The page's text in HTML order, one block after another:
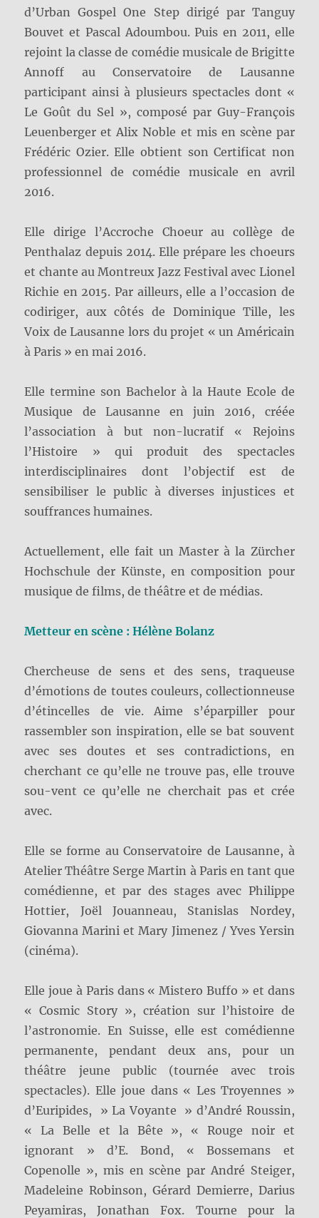
d’Urban Gospel One Step dirigé par Tanguy
Bouvet et Pascal Adoumbou. Puis en 2011, elle
rejoint la classe de comédie musicale de Brigitte
Annoff au Conservatoire de Lausanne
participant ainsi à plusieurs spectacles dont «
Le Goût du Sel », composé par Guy-François
Leuenberger et Alix Noble et mis en scène par
Frédéric Ozier. Elle obtient son Certificat non
professionnel de comédie musicale en avril
2016.
Elle dirige l’Accroche Choeur au collège de
Penthalaz depuis 2014. Elle prépare les choeurs
et chante au Montreux Jazz Festival avec Lionel
Richie en 2015. Par ailleurs, elle a l’occasion de
codiriger, aux côtés de Dominique Tille, les
Voix de Lausanne lors du projet « un Américain
à Paris » en mai 2016.
Elle termine son Bachelor à la Haute Ecole de
Musique de Lausanne en juin 2016, créée
l’association à but non-lucratif « Rejoins
l’Histoire » qui produit des spectacles
interdisciplinaires dont l’objectif est de
sensibiliser le public à diverses injustices et
souffrances humaines.
Actuellement, elle fait un Master à la Zürcher
Hochschule der Künste, en composition pour
musique de films, de théâtre et de médias.
Metteur en scène : Hélène Bolanz
Chercheuse de sens et des sens, traqueuse
d’émotions de toutes couleurs, collectionneuse
d’étincelles de vie. Aime s’éparpiller pour
rassembler son inspiration, elle se bat souvent
avec ses doutes et ses contradictions, en
cherchant ce qu’elle ne trouve pas, elle trouve
sou-vent ce qu’elle ne cherchait pas et crée
avec.
Elle se forme au Conservatoire de Lausanne, à
Atelier Théâtre Serge Martin à Paris en tant que
comédienne, et par des stages avec Philippe
Hottier, Joël Jouanneau, Stanislas Nordey,
Giovanna Marini et Mary Jimenez / Yves Yersin
(cinéma).
Elle joue à Paris dans « Mistero Buffo » et dans
« Cosmic Story », création sur l’histoire de
l’astronomie. En Suisse, elle est comédienne
permanente, pendant deux ans, pour un
théâtre jeune public (tournée avec trois
spectacles). Elle joue dans « Les Troyennes »
d’Euripides, » La Voyante » d’André Roussin,
« La Belle et la Bête », « Rouge noir et
ignorant » d’E. Bond, « Bossemans et
Copenolle », mis en scène par André Steiger,
Madeleine Robinson, Gérard Demierre, Darius
Peyamiras, Jonathan Fox. Tourne pour la